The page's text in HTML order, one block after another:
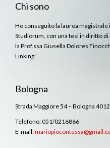
Chi sono
Ho conseguito la laurea
Studiorum, con una tesi in diritto
la Prof.ssa Giusella Dolores
Linking”.
Bologna
Strada Maggiore 54 – Bologna
Telefono: 051/0216866
E-mail: